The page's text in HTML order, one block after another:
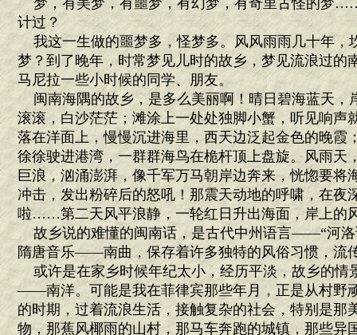
梦，有美梦，有噩梦，有幻梦，有奇里古怪的梦
计过？
我这一生做的噩梦多，怪梦多。风风雨雨几十年，
梦？到了晚年，时常梦见儿时的故乡，梦见流浪过的
马尼拉一些小时候的同学、朋友。
闽南海隅的故乡，是多么美丽啊！晴日碧海蓝天，
滚滚，白沙茫茫；滩涂上一处处独脚小蟹，听见响声
落在洋面上，慢慢沉进海里，西天边泛起金色的晚霞
徐徐驶进港湾，一群群海鸟在桅杆顶上盘旋。风雨天
巨浪，汹涌澎湃，像千军万马朝岸边奔来，恍惚要将
冲击，发出粉碎后的怒吼！那震天动地的呼啸，在夜
啦……第二天风平浪静，一轮红日升出海面，岸上的
故乡说的难懂的闽南话，是古代中州语言——“河洛
隋唐音乐——南曲，保存着许多独特的风俗习惯，流
或许是在家乡时候年纪太小，经历平淡，故乡的情
——南洋。可能是我在菲律宾那些年月，正是从村野
的时期，过着流浪生活，接触复杂的社会，特别是那
物，那蕉风椰雨的山村，那马车奔跑的城镇，那些异